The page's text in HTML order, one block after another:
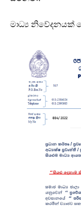
මාධ්‍ය නිවේදනයක්